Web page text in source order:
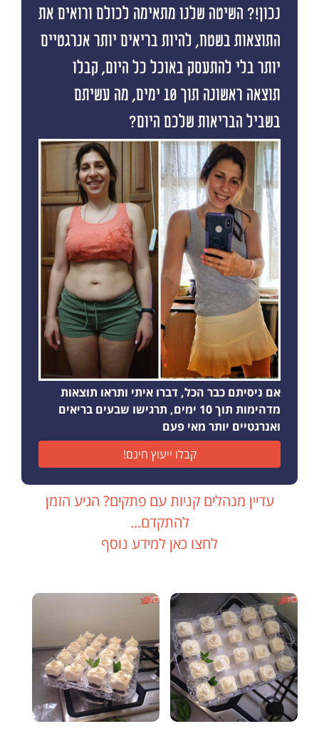
נכון!? השיטה שלנו מתאימה לכולם ורואים את
התוצאות בשטח, להיות בריאים יותר אנרגטיים
יותר בלי להתעסק באוכל כל היום, קבלו
תוצאה ראשונה תוך 10 ימים, מה עשיתם
בשביל הבריאות שלכם היום?
אם ניסיתם כבר הכל, דברו איתי ותראו תוצאות
מדהימות תוך 10 ימים, תרגישו שבעים בריאים
ואנרגטיים יותר מאי פעם
קבלו ייעוץ חינם!
עדיין מנהלים קניות עם פתקים? הגיע הזמן
להתקדם...
לחצו כאן למידע נוסף